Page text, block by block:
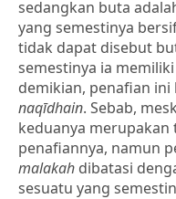
sedangkan buta
yang semestinya
tidak dapat disebut
semestinya ia
demikian, penafian
naqīdhain. Sebab,
keduanya merupakan
penafiannya, namun
malakah dibatasi
sesuatu yang